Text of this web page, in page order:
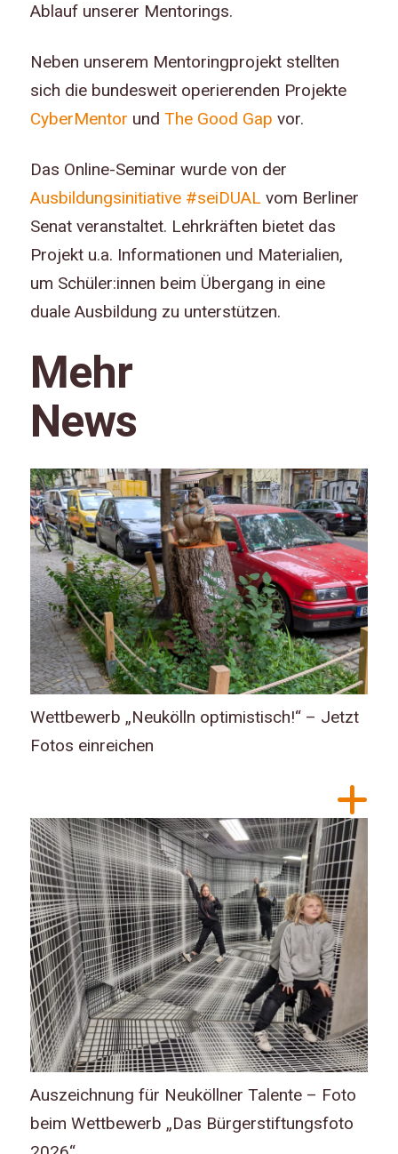
Ablauf unserer Mentorings.
Neben unserem Mentoringprojekt stellten
sich die bundesweit operierenden Projekte
CyberMentor und The Good Gap vor.
Das Online-Seminar wurde von der
Ausbildungsinitiative #seiDUALvom Berliner
Senat veranstaltet. Lehrkräften bietet das
Projekt u.a. Informationen und Materialien,
um Schüler:innen beim Übergang in eine
duale Ausbildung zu unterstützen.
Mehr
News
Wettbewerb „Neukölln optimistisch!“ – Jetzt
Fotos einreichen
Auszeichnung für Neuköllner Talente – Foto
beim Wettbewerb „Das Bürgerstiftungsfoto